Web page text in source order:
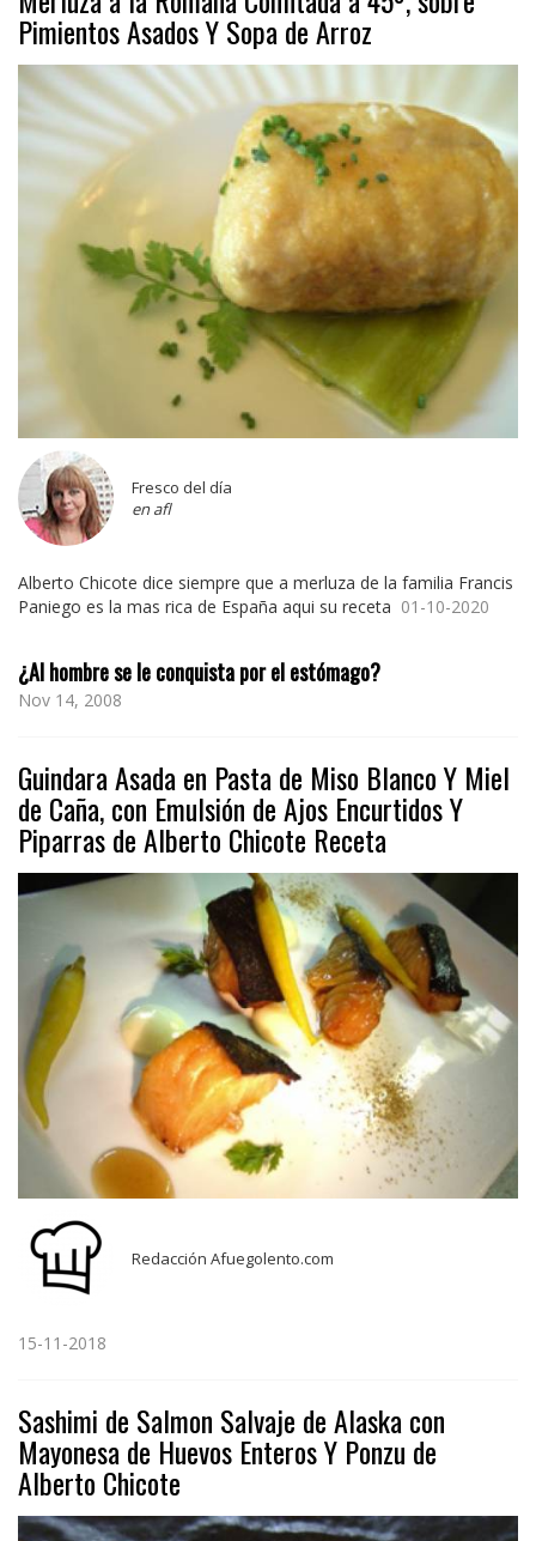
Pimientos Asados Y Sopa de Arroz
Fresco del día
en afl
Alberto Chicote dice siempre que a merluza de la familia Francis
Paniego es la mas rica de España aqui su receta 01-10-2020
¿Al hombre se le conquista por el estómago?
Nov 14, 2008
Guindara Asada en Pasta de Miso Blanco Y Miel
de Caña, con Emulsión de Ajos Encurtidos Y
Piparras de Alberto Chicote Receta
Redacción Afuegolento.com
15-11-2018
Sashimi de Salmon Salvaje de Alaska con
Mayonesa de Huevos Enteros Y Ponzu de
Alberto Chicote